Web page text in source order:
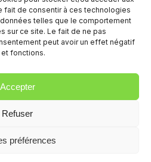
fait de consentir à ces technologies
telles que le comportement
sur ce site. Le fait de ne pas
peut avoir un effet négatif
fonctions.
Accepter
Refuser
préférences
Nom
Nom